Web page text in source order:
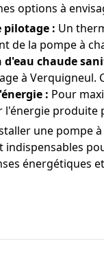
options à
pilotage : Un
de la pompe à
chaude
à
: Pour
l'énergie
une pompe
indispensables
énergétiques